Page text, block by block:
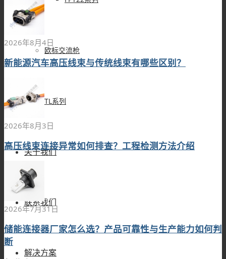
欧标交流枪
TL系列
关于我们
联系我们
解决方案
2026年8月4日
新能源汽车高压线束与传统线束有哪些区别？
2026年8月3日
高压线束连接异常如何排查？工程检测方法介绍
2026年7月31日
储能连接器厂家怎么选？产品可靠性与生产能力如何判
断